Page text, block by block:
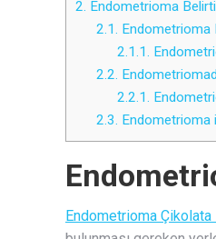
2. Endometrioma
2.1. Endometrioma
2.1.1.
2.2.
2.2.1.
2.3. Endometrioma
Endometrioma